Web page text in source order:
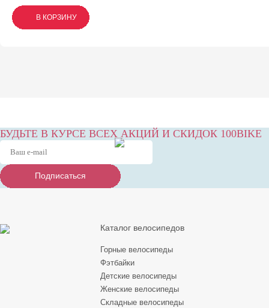
В КОРЗИНУ
В КОРЗИНУ
В КОРЗИНУ
БУДЬТЕ В КУРСЕ ВСЕХ АКЦИЙ И СКИДОК 100BIKE
Подписаться
Подписаться
Подписаться
Каталог велосипедов
Горные велосипеды
Фэтбайки
Детские велосипеды
Женские велосипеды
Складные велосипеды